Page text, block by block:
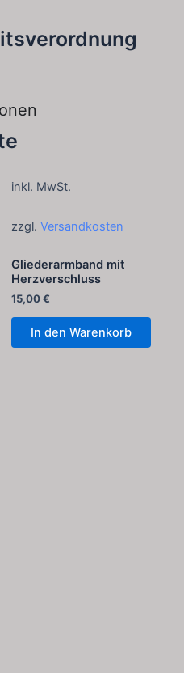
inkl. MwSt.
zzgl. Versandkosten
Gliederarmband mit
Herzverschluss
15,00€
In den Warenkorb